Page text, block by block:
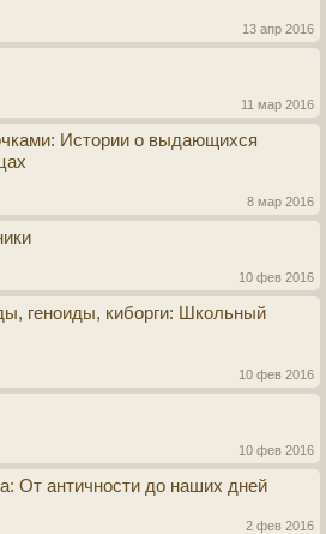
13 апр 2016
11 мар 2016
Истории о выдающихся
8 мар 2016
10 фев 2016
геноиды, киборги: Школьный
10 фев 2016
10 фев 2016
От античности до наших дней
2 фев 2016